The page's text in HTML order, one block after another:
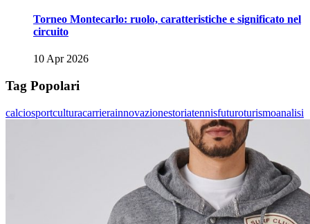
Torneo Montecarlo: ruolo, caratteristiche e significato nel
circuito
10 Apr 2026
Tag Popolari
calciosportculturacarrierainnovazionestoriatennisfuturoturismoanalisi